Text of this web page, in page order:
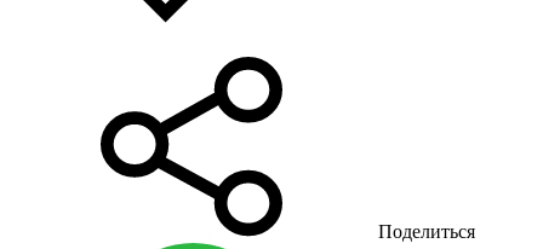
Поделиться